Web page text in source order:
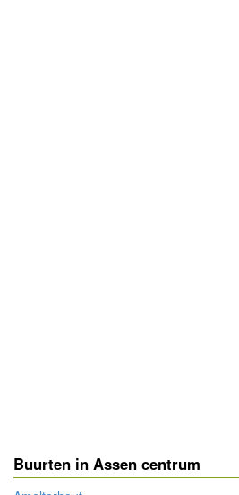
Buurten in Assen centrum